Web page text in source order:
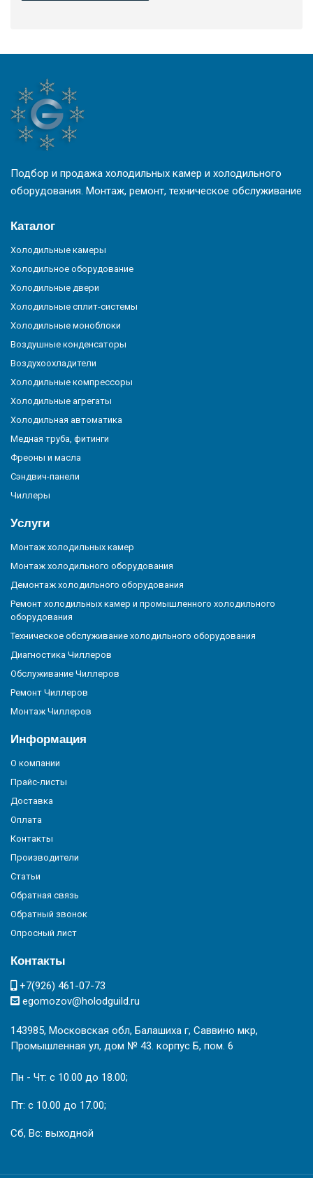
Подбор и продажа холодильных камер и холодильного
оборудования. Монтаж, ремонт, техническое обслуживание
Каталог
Холодильные камеры
Холодильное оборудование
Холодильные двери
Холодильные сплит-системы
Холодильные моноблоки
Воздушные конденсаторы
Воздухоохладители
Холодильные компрессоры
Холодильные агрегаты
Холодильная автоматика
Медная труба, фитинги
Фреоны и масла
Сэндвич-панели
Чиллеры
Услуги
Монтаж холодильных камер
Монтаж холодильного оборудования
Демонтаж холодильного оборудования
Ремонт холодильных камер и промышленного холодильного
оборудования
Техническое обслуживание холодильного оборудования
Диагностика Чиллеров
Обслуживание Чиллеров
Ремонт Чиллеров
Монтаж Чиллеров
Информация
О компании
Прайс-листы
Доставка
Оплата
Контакты
Производители
Статьи
Обратная связь
Обратный звонок
Опросный лист
Контакты
+7(926) 461-07-73
egomozov@holodguild.ru
143985, Московская обл, Балашиха г, Саввино мкр,
Промышленная ул, дом № 43. корпус Б, пом. 6
Пн - Чт: с 10.00 до 18.00;
Пт: с 10.00 до 17.00;
Сб, Вс: выходной